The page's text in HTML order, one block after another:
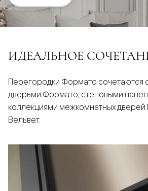
ИДЕАЛЬНОЕ
Перегородки Формато сочетаются
дверьми Формато, стеновыми
коллекциями межкомнатных дверей
Вельвет.